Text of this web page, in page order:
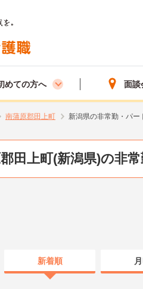
めての方へ 面談
南蒲原郡田上町 新潟県の非常勤・パ
田上町(新潟県)の非
新着順